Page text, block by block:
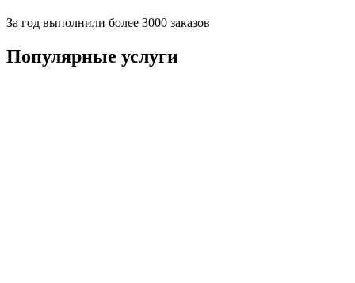
За год выполнили более 3000 заказов
Популярные услуги